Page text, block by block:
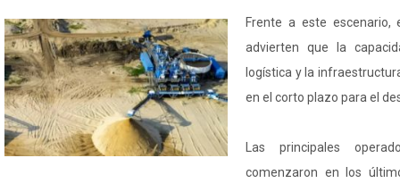
Frente a este escenario,
advierten que la
logística y la
en el corto plazo para el
Las principales
comenzaron en los